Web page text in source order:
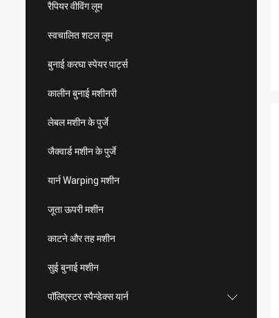
रैपियर वीविंग लूम
स्वचालित शटल लूम
बुनाई करघा स्पेयर पार्ट्स
कालीन बुनाई मशीनरी
लेबल मशीन के पुर्जे
जैक्वार्ड मशीन के पुर्जे
यार्न Warping मशीन
जूता ऊपरी मशीन
काटने और तह मशीन
सुई बुनाई मशीन
पॉलिएस्टर स्पैन्डेक्स यार्न